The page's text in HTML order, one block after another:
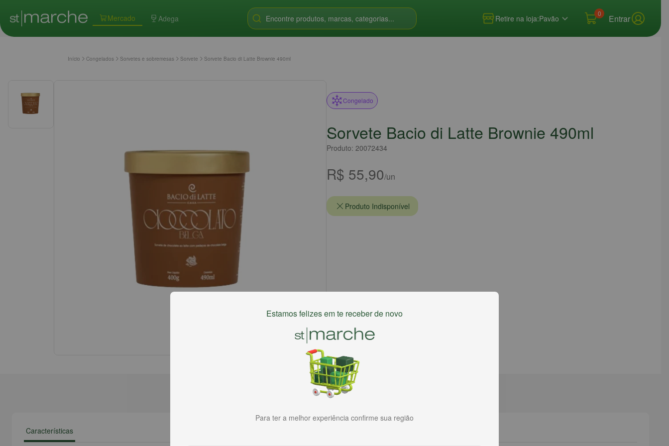
Mercado Adega Encontre produtos, marcas, categorias... Retire na loja:Pavão
0 Entrar
Início Congelados Sorvetes e sobremesas Sorvete Sorvete Bacio di Latte Brownie 490ml
Congelado
Sorvete Bacio di Latte Brownie 490ml
Produto: 20072434
R$ 55,90/un
Produto Indisponível
Características
Estamos felizes em te receber de novo
Para ter a melhor experiência confirme sua região